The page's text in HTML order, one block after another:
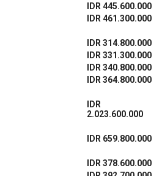
IDR 445.600.000
IDR 461.300.000
IDR 314.800.000
IDR 331.300.000
IDR 340.800.000
IDR 364.800.000
IDR
2.023.600.000
IDR 659.800.000
IDR 378.600.000